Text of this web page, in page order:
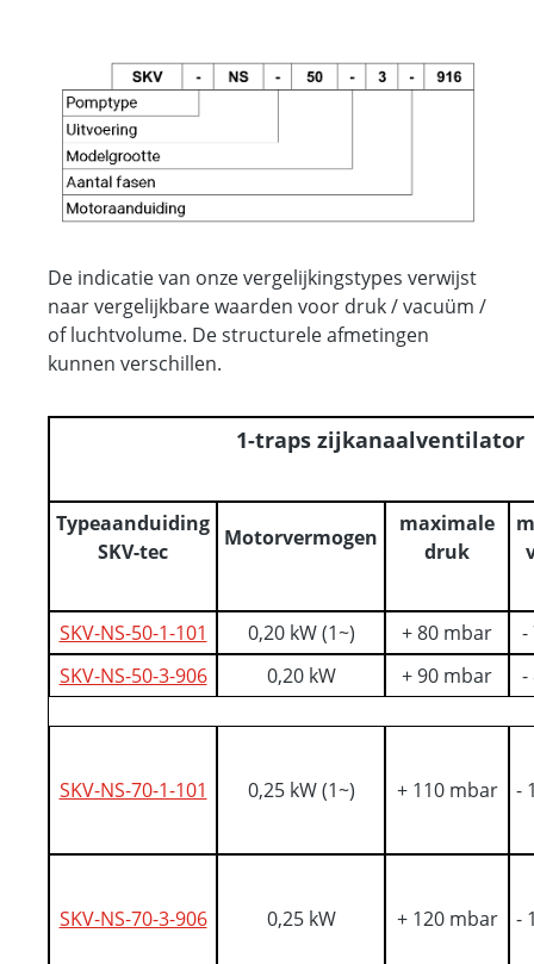
De indicatie van onze vergelijkingstypes verwijst
naar vergelijkbare waarden voor druk / vacuüm /
of luchtvolume. De structurele afmetingen
kunnen verschillen.
1-traps zijkanaalventilator
Typeaanduiding
SKV-tec
Motorvermogen
maximale
druk
SKV-NS-50-1-101 0,20 kW (1~) + 80 mbar
-
SKV-NS-50-3-906
0,20 kW + 90 mbar -
SKV-NS-70-1-101 0,25 kW (1~) + 110 mbar -
SKV-NS-70-3-906 0,25 kW + 120 mbar -